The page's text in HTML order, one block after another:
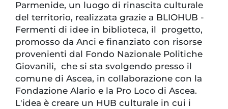
Parmenide, un luogo di rinascita culturale
del territorio, realizzata grazie a BLIOHUB -
Fermenti di idee in biblioteca, il progetto,
promosso da Anci e finanziato con risorse
provenienti dal Fondo Nazionale Politiche
Giovanili, che si sta svolgendo presso il
comune di Ascea, in collaborazione con la
Fondazione Alario e la Pro Loco di Ascea.
L'idea è creare un HUB culturale in cui i